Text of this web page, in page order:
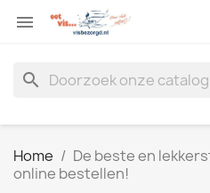

search
Home
De beste en
online bestellen!